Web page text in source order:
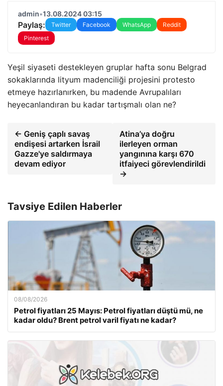
admin•13.08.2024 03:15
Paylaş: Twitter Facebook WhatsApp
Reddit
Pinterest
Yeşil siyaseti destekleyen gruplar hafta sonu Belgrad
sokaklarında lityum madenciliği projesini protesto
etmeye hazırlanırken, bu madende Avrupalıları
heyecanlandıran bu kadar tartışmalı olan ne?
← Geniş çaplı savaş
endişesi artarken İsrail
Gazze'ye saldırmaya
devam ediyor
Atina’ya doğru
ilerleyen orman
yangınına karşı 670
itfaiyeci görevlendirildi
→
Tavsiye Edilen Haberler
08/08/2026
Petrol fiyatları 25 Mayıs: Petrol fiyatları düştü mü, ne
kadar oldu? Brent petrol varil fiyatı ne kadar?